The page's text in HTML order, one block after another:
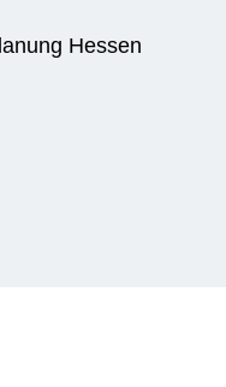
Hessen